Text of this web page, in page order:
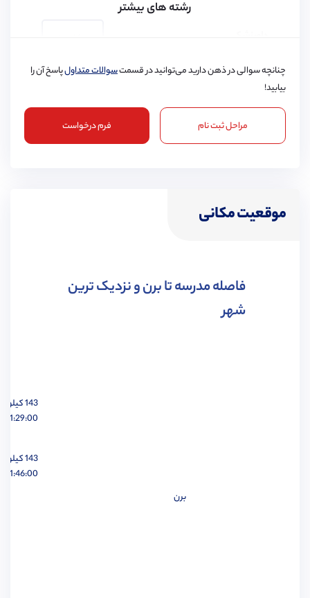
پرستاری مشاهده
رشته های بیشتر
چنانچه سوالی در ذهن دارید می‌توانید در قسمتسوالات متداولپاسخ آن را
بیابید!
مراحل ثبت نام فرم درخواست
موقعیت مکانی
فاصله مدرسه تا برن و نزدیک ترین
شهر
برن
143 کیلومتر
01:29:00 ساعت
143 کیلومتر
01:46:00 ساعت